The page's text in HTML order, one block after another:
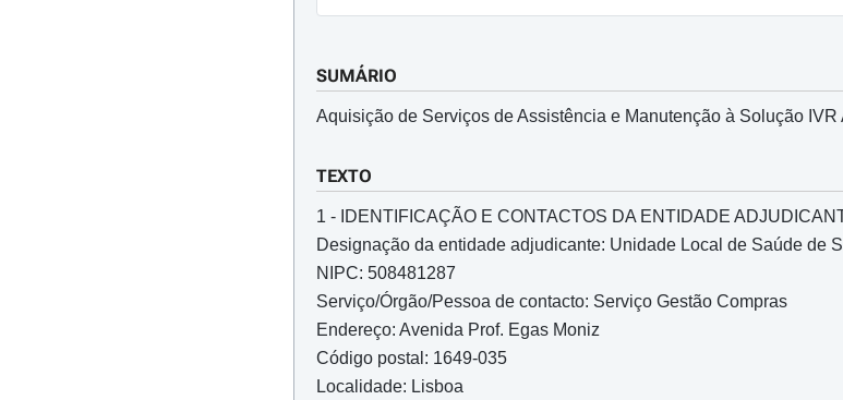
SUMÁRIO
Aquisição de Serviços de Assistência e Manutenção à Solução IVR
TEXTO
1 - IDENTIFICAÇÃO E CONTACTOS DA ENTIDADE
Designação da entidade adjudicante: Unidade Local de Saúde de
NIPC: 508481287
Serviço/Órgão/Pessoa de contacto: Serviço Gestão Compras
Endereço: Avenida Prof. Egas Moniz
Código postal: 1649-035
Localidade: Lisboa